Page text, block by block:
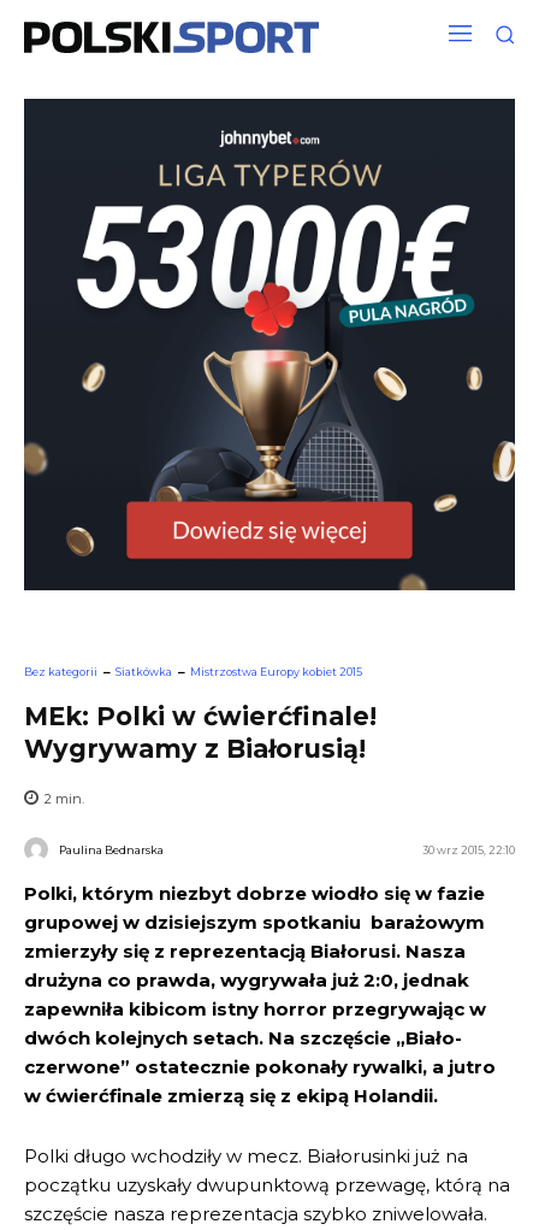
Bez kategorii Siatkówka Mistrzostwa Europy kobiet 2015
MEk: Polki w ćwierćfinale!
Wygrywamy z Białorusią!
2 min.
Paulina Bednarska 30 wrz 2015, 22:10
Polki, którym niezbyt dobrze wiodło się w fazie
grupowej w dzisiejszym spotkaniu barażowym
zmierzyły się z reprezentacją Białorusi. Nasza
drużyna co prawda, wygrywała już 2:0, jednak
zapewniła kibicom istny horror przegrywając w
dwóch kolejnych setach. Na szczęście „Biało-
czerwone” ostatecznie pokonały rywalki, a jutro
w ćwierćfinale zmierzą się z ekipą Holandii.
Polki długo wchodziły w mecz. Białorusinki już na
początku uzyskały dwupunktową przewagę, którą na
szczęście nasza reprezentacja szybko zniwelowała.